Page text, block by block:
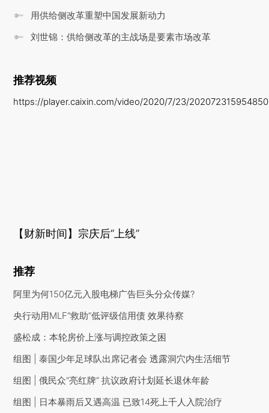
用供给侧改革重塑中国发展新动力
刘世锦：供给侧改革的主战场是要素市场改革
推荐视频
https://player.caixin.com/video/2020/7/23/
【财新时间】宗庆后“上线”
推荐
阿里为何150亿元入股电梯广告巨头分众传媒?
央行动用MLF“救助”低评级信用债 效果待察
盛松成：本轮房价上涨与调控政策之困
组图 | 泰国少年足球队出席记者会 透露洞穴内生活细节
组图 | 俄民众“亮红牌” 抗议政府计划延长退休年龄
组图 | 日本暴雨后又遇高温 已致14死上千人入院治疗